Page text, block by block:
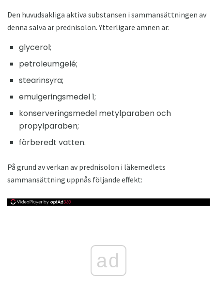
Den huvudsakliga aktiva substansen i sammansättningen av
denna salva är prednisolon. Ytterligare ämnen är:
glycerol;
petroleumgelé;
stearinsyra;
emulgeringsmedel 1;
konserveringsmedel metylparaben och
propylparaben;
förberedt vatten.
På grund av verkan av prednisolon i läkemedlets
sammansättning uppnås följande effekt:
ad